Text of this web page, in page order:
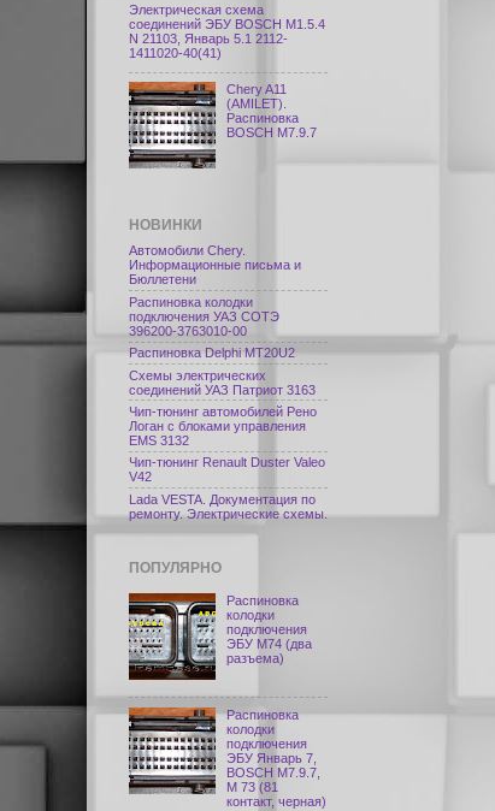
Электрическая схема
соединений ЭБУ BOSCH M1.5.4
N 21103, Январь 5.1 2112-
1411020-40(41)
Chery A11
(AMILET).
Распиновка
BOSCH M7.9.7
НОВИНКИ
Автомобили Chery.
Информационные письма и
Бюллетени
Распиновка колодки
подключения УАЗ СОТЭ
396200-3763010-00
Распиновка Delphi МТ20U2
Схемы электрических
соединений УАЗ Патриот 3163
Чип-тюнинг автомобилей Рено
Логан с блоками управления
EMS 3132
Чип-тюнинг Renault Duster Valeo
V42
Lada VESTA. Документация по
ремонту. Электрические схемы.
ПОПУЛЯРНО
Распиновка
колодки
подключения
ЭБУ M74 (два
разъема)
Распиновка
колодки
подключения
ЭБУ Январь 7,
BOSCH M7.9.7,
М 73 (81
контакт, черная)